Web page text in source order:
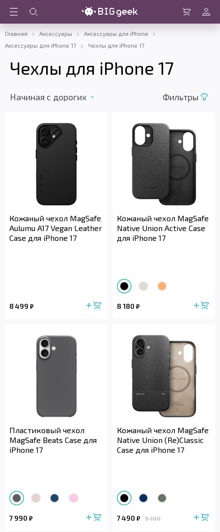
Войти
Главная Аксессуары
Аксессуары для iPhone
Аксессуары для iPhone 17
Чехлы для iPhone 17
Чехлы для iPhone 17
Начиная с дорогих Фильтры
Кожаный чехол MagSafe
Aulumu A17 Vegan Leather
Case для iPhone 17
8 499 ₽
Кожаный чехол MagSafe
Native Union Active Case
для iPhone 17
8 180 ₽
Пластиковый чехол
MagSafe Beats Case для
iPhone 17
7 990 ₽
Кожаный чехол MagSafe
Native Union (Re)Classic
Case для iPhone 17
7 490 ₽ 9 700